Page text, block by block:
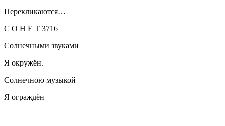
Перекликаются…
С О Н Е Т 3716
Солнечными звуками
Я окружён.
Солнечною музыкой
Я ограждён